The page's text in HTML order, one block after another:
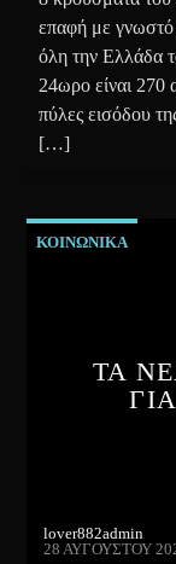
επαφή με
όλη την Ελλάδα
24ωρο είναι 270
πύλες εισόδου
[…]
ΚΟΙΝΩΝΙΚΑ
ΤΑ
lover882admin
28 ΑΥΓΟΎΣΤΟΥ